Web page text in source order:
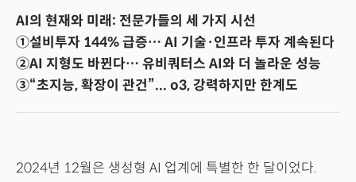
AI의 현재와 미래: 전문가들의 세 가지 시선
①설비투자 144% 급증… AI 기술·인프라 투자 계속된다
②AI 지형도 바뀐다… 유비쿼터스 AI와 더 놀라운 성능
③“초지능, 확장이 관건”... o3, 강력하지만 한계도
2024년 12월은 생성형 AI 업계에 특별한 한 달이었다.